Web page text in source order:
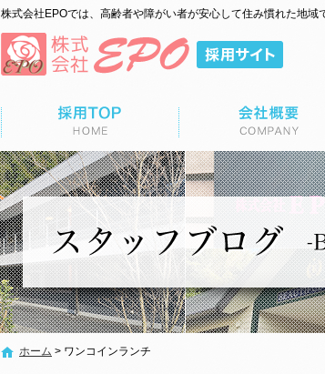
株式会社EPOでは、高齢者や障がい者が安心して住み慣れた地域
会社概要
ホーム > ワンコインランチ